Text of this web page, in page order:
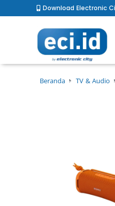
Download Electronic
Beranda TV & Audio